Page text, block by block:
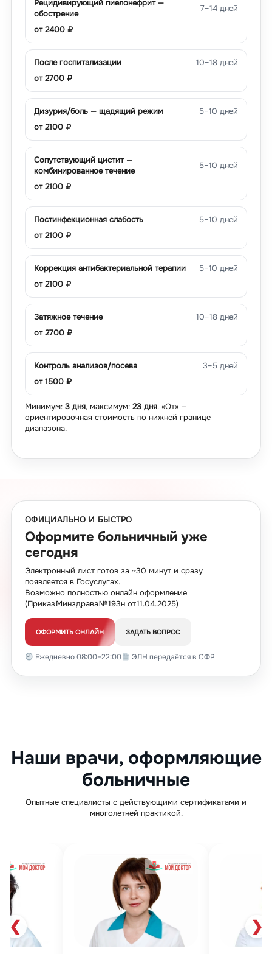
Рецидивирующий пиелонефрит —
обострение
7–14 дней
от2400 ₽
После госпитализации
10–18 дней
от2700 ₽
Дизурия/боль — щадящий режим
5–10 дней
от2100 ₽
Сопутствующий цистит —
комбинированное течение
5–10 дней
от2100 ₽
Постинфекционная слабость
5–10 дней
от2100 ₽
Коррекция антибактериальной терапии
5–10 дней
от2100 ₽
Затяжное течение
10–18 дней
от2700 ₽
Контроль анализов/посева
3–5 дней
от1500 ₽
Минимум: 3 дня, максимум: 23 дня. «От» —
ориентировочная стоимость по нижней границе
диапазона.
ОФИЦИАЛЬНО И БЫСТРО
Оформите больничный уже
сегодня
Электронный лист готов за ~30 минут и сразу
появляется в Госуслугах.
Возможно полностью онлайн оформление
(Приказ Минздрава № 193н от 11.04.2025)
ОФОРМИТЬ ОНЛАЙН ЗАДАТЬ ВОПРОС
Ежедневно 08:00–22:00 ЭЛН передаётся в СФР
Наши врачи, оформляющие
больничные
Опытные специалисты с действующими сертификатами и
многолетней практикой.
❮ ❯